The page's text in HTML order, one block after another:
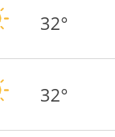
32°
32°